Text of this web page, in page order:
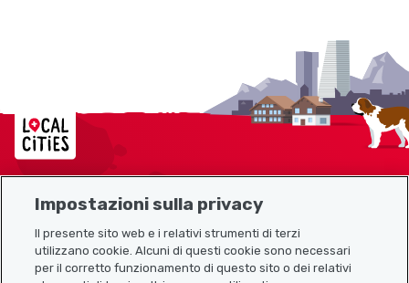
Localcities
Link utili
Impostazioni sulla privacy
Il presente sito web e i relativi strumenti di terzi
utilizzano cookie. Alcuni di questi cookie sono necessari
per il corretto funzionamento di questo sito o dei relativi